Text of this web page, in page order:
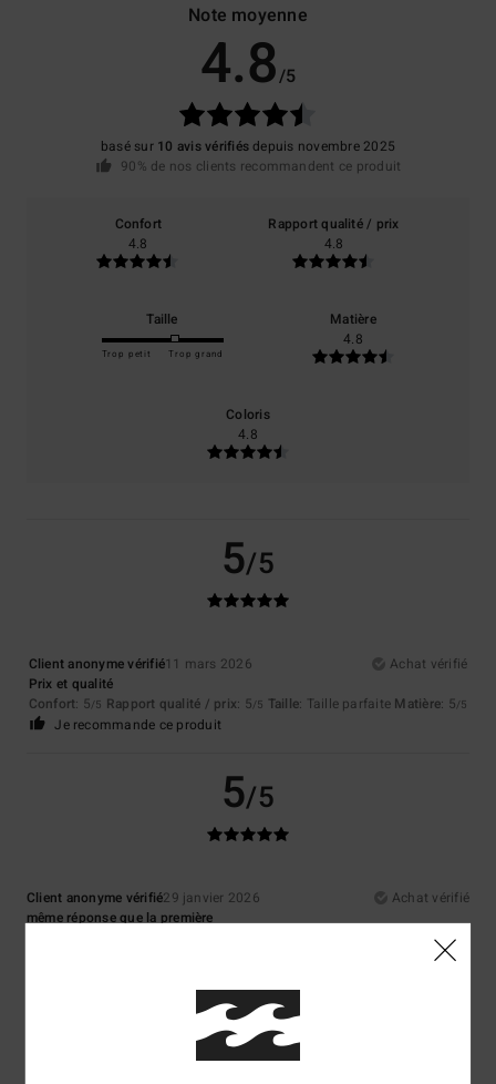
Note moyenne
4.8/5
basé sur 10 avis vérifiésdepuis novembre 2025
90% de nos clients recommandent ce produit
Confort
4.8
Rapport qualité / prix
4.8
Taille
Trop petit Trop grand
Matière
4.8
Coloris
4.8
5/5
Client anonyme vérifié11 mars 2026
Achat vérifié
Prix et qualité
Confort: 5/5 Rapport qualité / prix: 5/5 Taille: Taille parfaite Matière: 5/5
Je recommande ce produit
5/5
Client anonyme vérifié29 janvier 2026
Achat vérifié
même réponse que la première
: 5/5
5/5